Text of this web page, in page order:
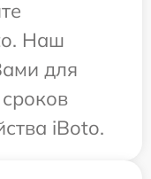
Наш
для
iBoto.